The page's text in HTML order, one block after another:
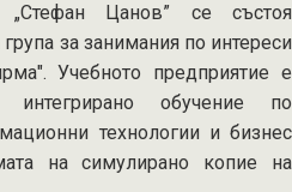
Цанов” се състоя
за занимания по интереси
Учебното предприятие е
обучение по
технологии и бизнес
на симулирано копие на